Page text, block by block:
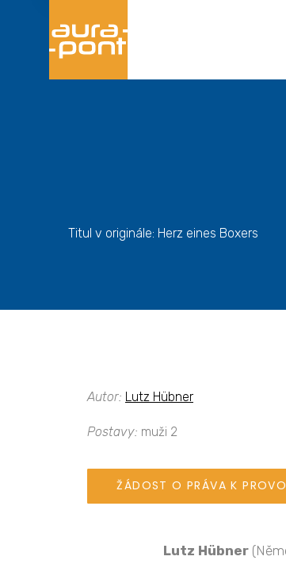
Titul v originále: Herz eines Boxers
Autor: Lutz Hübner
Postavy: muži 2
ŽÁDOST O PRÁVA K
Lutz Hübner